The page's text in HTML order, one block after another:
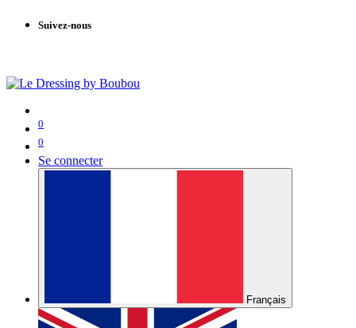
Suivez-nous
0
0
Se connecter
Français